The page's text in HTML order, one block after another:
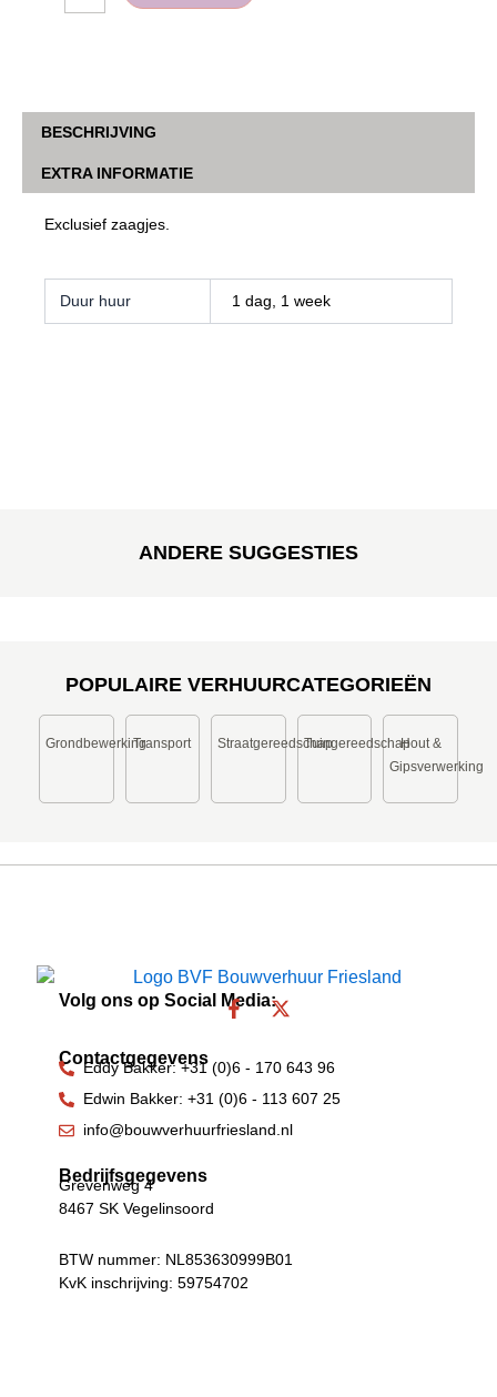
BESCHRIJVING
EXTRA INFORMATIE
Exclusief zaagjes.
Duur huur 1 dag, 1 week
ANDERE SUGGESTIES
POPULAIRE VERHUURCATEGORIEËN
GrondbewerkingTransport StraatgereedschapTuingereedschapHout &
Gipsverwerking
Volg ons op Social Media:
F
e
b
o
o
X
w
i
t
t
Contactgegevens
Eddy Bakker: +31 (0)6 - 170 643 96
Edwin Bakker: +31 (0)6 - 113 607 25
info@bouwverhuurfriesland.nl
Bedrijfsgegevens
Grevenweg 4
8467 SK Vegelinsoord
BTW nummer: NL853630999B01
KvK inschrijving: 59754702